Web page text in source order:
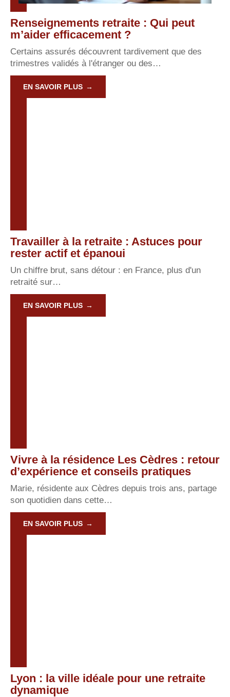
Renseignements retraite : Qui peut
m’aider efficacement ?
Certains assurés découvrent tardivement que des
trimestres validés à l'étranger ou des…
EN SAVOIR PLUS
Travailler à la retraite : Astuces pour
rester actif et épanoui
Un chiffre brut, sans détour : en France, plus d'un
retraité sur…
EN SAVOIR PLUS
Vivre à la résidence Les Cèdres : retour
d’expérience et conseils pratiques
Marie, résidente aux Cèdres depuis trois ans, partage
son quotidien dans cette…
EN SAVOIR PLUS
Lyon : la ville idéale pour une retraite
dynamique